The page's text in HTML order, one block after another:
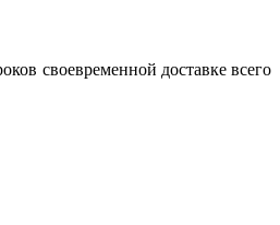
своевременной доставке всего